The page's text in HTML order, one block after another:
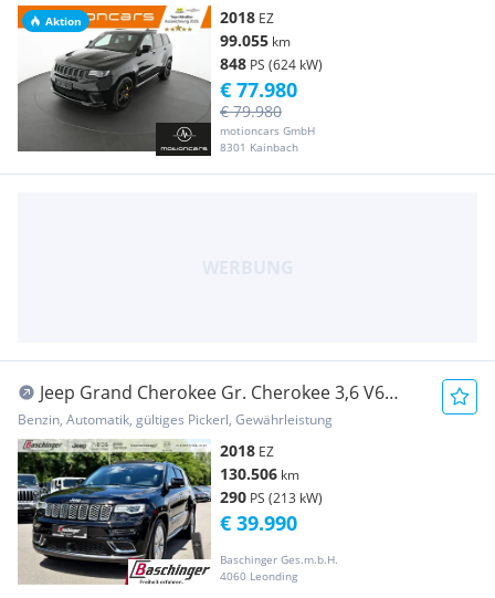
Aktion 2018 EZ
99.055 km
848 PS (624 kW)
motioncars GmbH
8301 Kainbach
€ 79.980
€ 77.980
Jeep Grand Cherokee Gr. Cherokee 3,6 V6
Summit
Benzin, Automatik, gültiges Pickerl, Gewährleistung
2018 EZ
130.506 km
290 PS (213 kW)
Baschinger Ges.m.b.H.
4060 Leonding
€ 39.990